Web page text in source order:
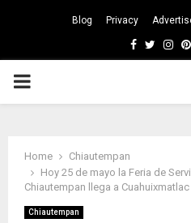
Blog Privacy
Facebook
Twitter
PRIMARY
Home
Chiautempan
Hoy 25 de mayo la Feria de
Chiautempan llega a Cuahuixmatlac
Chiautempan